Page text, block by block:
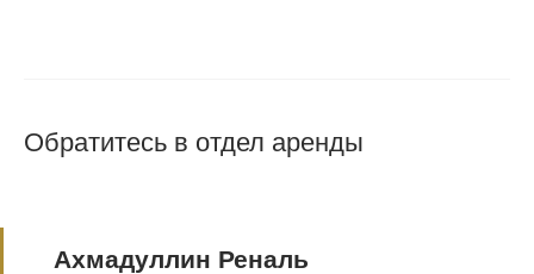
Обратитесь в отдел аренды
Ахмадуллин Реналь